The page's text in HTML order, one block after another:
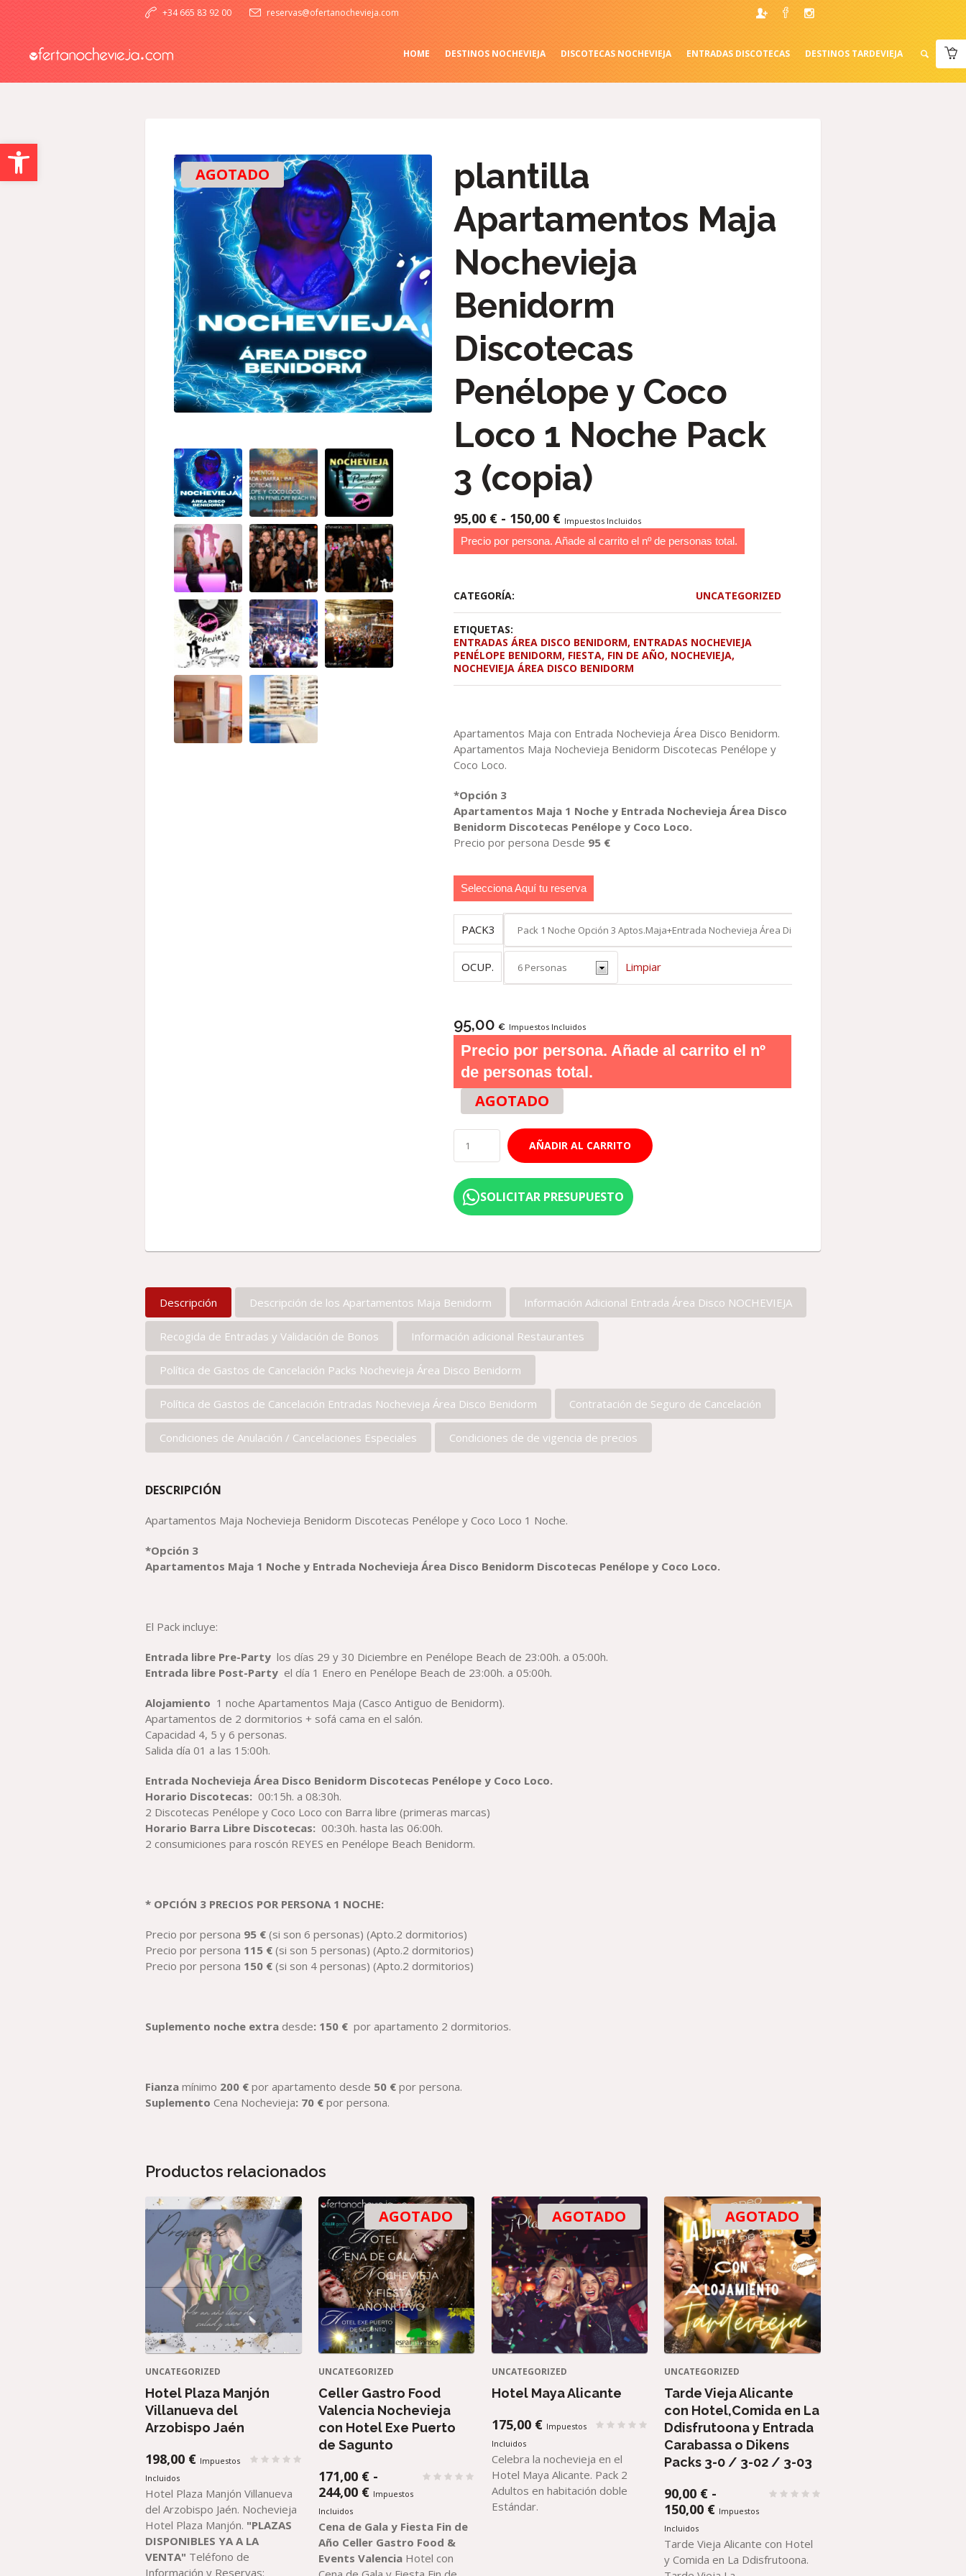
Abrir barra de herramientas
+34 665 83 92 00 reservas@ofertanochevieja.com
HOME DESTINOS NOCHEVIEJA DISCOTECAS NOCHEVIEJA ENTRADAS DISCOTECAS DESTINOS TARDEVIEJA
AGOTADO
plantilla
Apartamentos Maja
Nochevieja
Benidorm
Discotecas
Penélope y Coco
Loco 1 Noche Pack
3 (copia)
95,00 € - 150,00 €RANGO
DE
PRECIOS:
Impuestos Incluidos
Precio por persona. Añade al carrito el nº de personas total.
CATEGORÍA: UNCATEGORIZED
ETIQUETAS:
ENTRADAS ÁREA DISCO BENIDORM, ENTRADAS NOCHEVIEJA
PENÉLOPE BENIDORM, FIESTA, FIN DE AÑO, NOCHEVIEJA,
NOCHEVIEJA ÁREA DISCO BENIDORM
Apartamentos Maja con Entrada Nochevieja Área Disco Benidorm.
Apartamentos Maja Nochevieja Benidorm Discotecas Penélope y
Coco Loco.
*Opción 3
Apartamentos Maja 1 Noche y Entrada Nochevieja Área Disco
Benidorm Discotecas Penélope y Coco Loco.
Precio por persona Desde 95 €
Selecciona Aquí tu reserva
PACK3
OCUP. Limpiar
95,00 € Impuestos Incluidos
Precio por persona. Añade al carrito el nº
de personas total.
AGOTADO
AÑADIR AL CARRITO
SOLICITAR PRESUPUESTO
Descripción Descripción de los Apartamentos Maja Benidorm Información Adicional Entrada Área Disco NOCHEVIEJA
Recogida de Entradas y Validación de Bonos Información adicional Restaurantes
Política de Gastos de Cancelación Packs Nochevieja Área Disco Benidorm
Política de Gastos de Cancelación Entradas Nochevieja Área Disco Benidorm Contratación de Seguro de Cancelación
Condiciones de Anulación / Cancelaciones Especiales Condiciones de de vigencia de precios
DESCRIPCIÓN
Apartamentos Maja Nochevieja Benidorm Discotecas Penélope y Coco Loco 1 Noche.
*Opción 3
Apartamentos Maja 1 Noche y Entrada Nochevieja Área Disco Benidorm Discotecas Penélope y Coco Loco.
El Pack incluye:
Entrada libre Pre-Party los días 29 y 30 Diciembre en Penélope Beach de 23:00h. a 05:00h.
Entrada libre Post-Party el día 1 Enero en Penélope Beach de 23:00h. a 05:00h.
Alojamiento 1 noche Apartamentos Maja (Casco Antiguo de Benidorm).
Apartamentos de 2 dormitorios + sofá cama en el salón.
Capacidad 4, 5 y 6 personas.
Salida día 01 a las 15:00h.
Entrada Nochevieja Área Disco Benidorm Discotecas Penélope y Coco Loco.
Horario Discotecas: 00:15h. a 08:30h.
2 Discotecas Penélope y Coco Loco con Barra libre (primeras marcas)
Horario Barra Libre Discotecas: 00:30h. hasta las 06:00h.
2 consumiciones para roscón REYES en Penélope Beach Benidorm.
* OPCIÓN 3 PRECIOS POR PERSONA 1 NOCHE:
Precio por persona 95 € (si son 6 personas) (Apto.2 dormitorios)
Precio por persona 115 € (si son 5 personas) (Apto.2 dormitorios)
Precio por persona 150 € (si son 4 personas) (Apto.2 dormitorios)
Suplemento noche extra desde: 150 € por apartamento 2 dormitorios.
Fianza mínimo 200 € por apartamento desde 50 € por persona.
Suplemento Cena Nochevieja: 70 € por persona.
Productos relacionados
UNCATEGORIZED
Hotel Plaza Manjón
Villanueva del
Arzobispo Jaén
198,00 € Impuestos
Incluidos
Hotel Plaza Manjón Villanueva
del Arzobispo Jaén. Nochevieja
Hotel Plaza Manjón. "PLAZAS
DISPONIBLES YA A LA
VENTA" Teléfono de
Información y Reservas:
AGOTADO
UNCATEGORIZED
Celler Gastro Food
Valencia Nochevieja
con Hotel Exe Puerto
de Sagunto
171,00 € -
244,00 €RANGO
PRECIOS:
DESDE
171,00 €
HASTA
Impuestos
Incluidos
Cena de Gala y Fiesta Fin de
Año Celler Gastro Food &
Events ValenciaHotel con
AGOTADO
UNCATEGORIZED
Hotel Maya Alicante
175,00 € Impuestos
Incluidos
Celebra la nochevieja en el
Hotel Maya Alicante. Pack 2
Adultos en habitación doble
Estándar.
AGOTADO
UNCATEGORIZED
Tarde Vieja Alicante
con Hotel,Comida en La
Ddisfrutoona y Entrada
Carabassa o Dikens
Packs 3-0 / 3-02 / 3-03
90,00 € -
150,00 €RANGO
PRECIOS:
DESDE
90,00 €
Impuestos
Incluidos
Tarde Vieja Alicante con Hotel
y Comida en La Ddisfrutoona.